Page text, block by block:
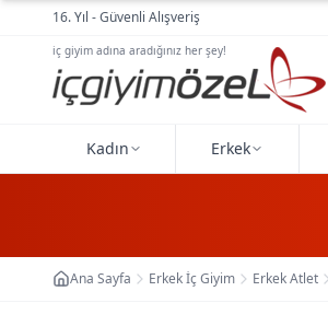
Ana içeriğe geç16. Yıl - Güvenli Alışveriş
iç giyim adına aradığınız her şey!
Kadın Erkek
Ana Sayfa Erkek İç Giyim Erkek Atlet